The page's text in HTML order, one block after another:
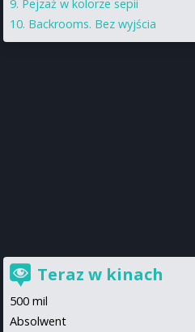
Pejzaż w kolorze sepii
Backrooms. Bez wyjścia
Teraz w kinach
500 mil
Absolwent